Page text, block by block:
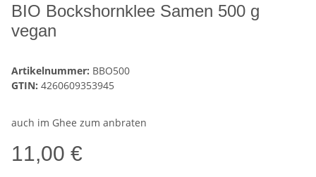
BIO Bockshornklee Samen 500 g
vegan
Artikelnummer: BBO500
GTIN: 4260609353945
auch im Ghee zum anbraten
11,00 €